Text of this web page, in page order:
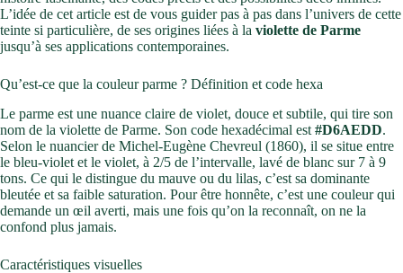
L’idée de cet article est de vous guider pas à pas dans l’univers de cette
teinte si particulière, de ses origines liées à la violette de Parme
jusqu’à ses applications contemporaines.
Qu’est-ce que la couleur parme ? Définition et code hexa
Le parme est une nuance claire de violet, douce et subtile, qui tire son
nom de la violette de Parme. Son code hexadécimal est #D6AEDD.
Selon le nuancier de Michel-Eugène Chevreul (1860), il se situe entre
le bleu-violet et le violet, à 2/5 de l’intervalle, lavé de blanc sur 7 à 9
tons. Ce qui le distingue du mauve ou du lilas, c’est sa dominante
bleutée et sa faible saturation. Pour être honnête, c’est une couleur qui
demande un œil averti, mais une fois qu’on la reconnaît, on ne la
confond plus jamais.
Caractéristiques visuelles